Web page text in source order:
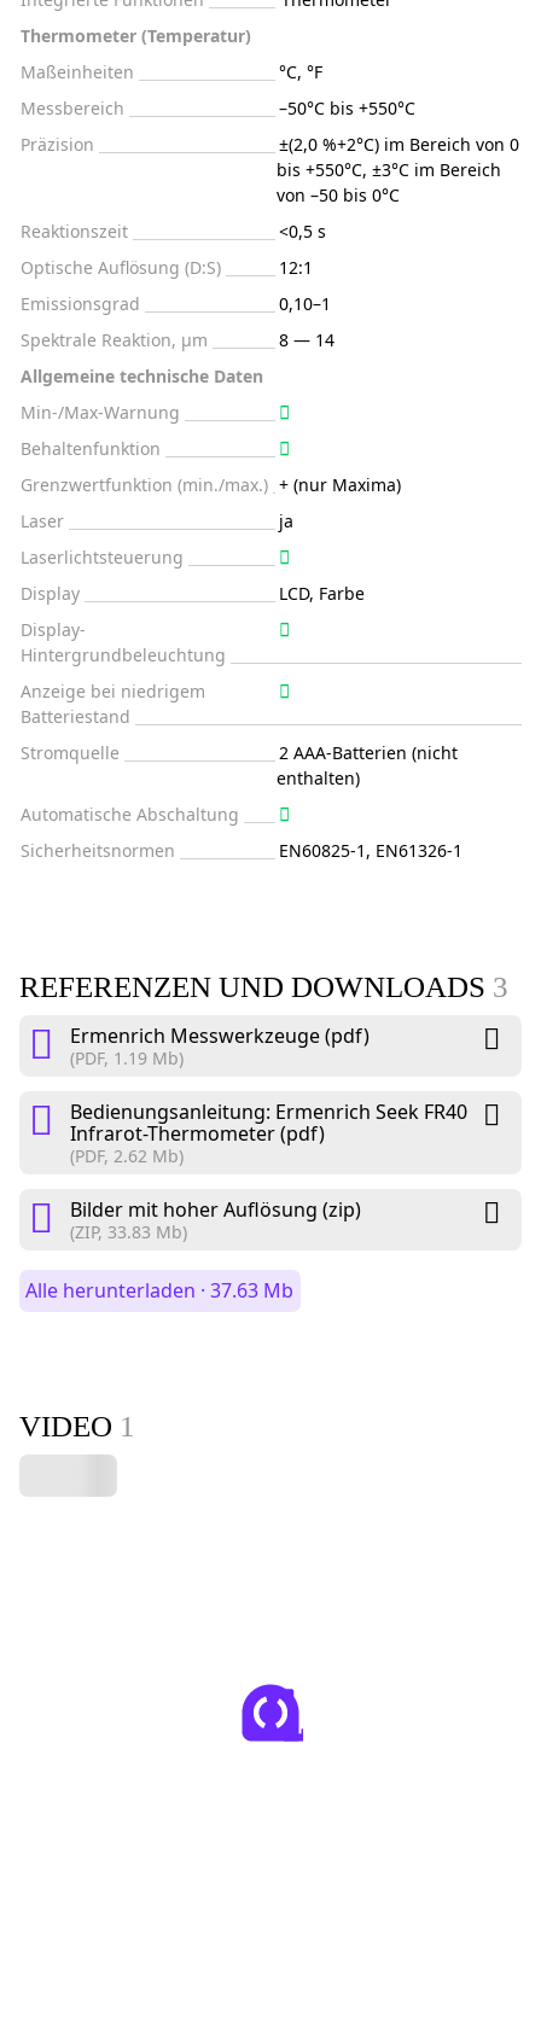
Thermometer (Temperatur)
Maßeinheiten
°C, °F
Messbereich
–50°C bis +550°C
Präzision
±(2,0 %+2°C) im Bereich von 0
bis +550°C, ±3°C im Bereich
von –50 bis 0°C
Reaktionszeit
<0,5 s
Optische Auflösung (D:S)
12:1
Emissionsgrad
0,10–1
Spektrale Reaktion, μm
8 — 14
Allgemeine technische Daten
Min-/Max-Warnung
Behaltenfunktion
Grenzwertfunktion (min./max.) + (nur Maxima)
Laser
ja
Laserlichtsteuerung
Display
LCD, Farbe
Display-
Hintergrundbeleuchtung
Anzeige bei niedrigem
Batteriestand
Stromquelle
2 AAA-Batterien (nicht
enthalten)
Automatische Abschaltung
Sicherheitsnormen
EN60825-1, EN61326-1
REFERENZEN UND DOWNLOADS 3
Ermenrich Messwerkzeuge (pdf)
(PDF, 1.19 Mb)
Bedienungsanleitung: Ermenrich Seek FR40
Infrarot-Thermometer (pdf)
(PDF, 2.62 Mb)
Bilder mit hoher Auflösung (zip)
(ZIP, 33.83 Mb)
Alle herunterladen · 37.63 Mb
VIDEO 1